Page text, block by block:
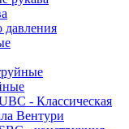
- Классическая
Вентури